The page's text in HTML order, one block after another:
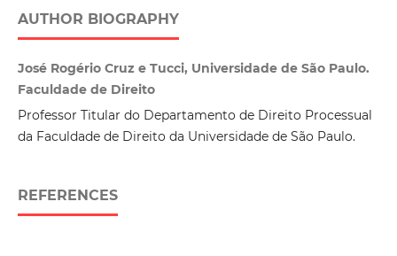
AUTHOR BIOGRAPHY
José Rogério Cruz e Tucci, Universidade de São Paulo.
Faculdade de Direito
Professor Titular do Departamento de Direito Processual
da Faculdade de Direito da Universidade de São Paulo.
REFERENCES